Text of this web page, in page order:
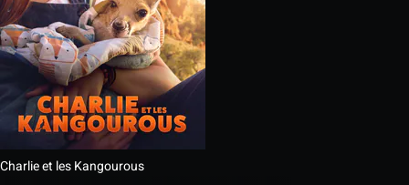
Charlie et les Kangourous